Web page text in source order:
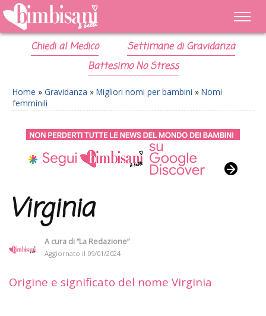
Chiedi al Medico
Settimane di Gravidanza
Battesimo No Stress
Home » Gravidanza » Migliori nomi per bambini » Nomi
femminili
Virginia
A cura di“La Redazione”
Aggiornato il 09/01/2024
Origine e significato del nome Virginia